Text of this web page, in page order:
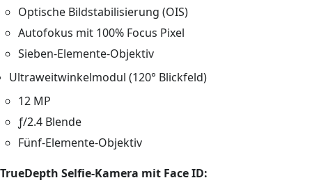
Optische Bildstabilisierung (OIS)
Autofokus mit 100% Focus Pixel
Sieben-Elemente-Objektiv
Ultraweitwinkelmodul (120° Blickfeld)
12 MP
ƒ/2.4 Blende
Fünf-Elemente-Objektiv
TrueDepth Selfie-Kamera mit Face ID: